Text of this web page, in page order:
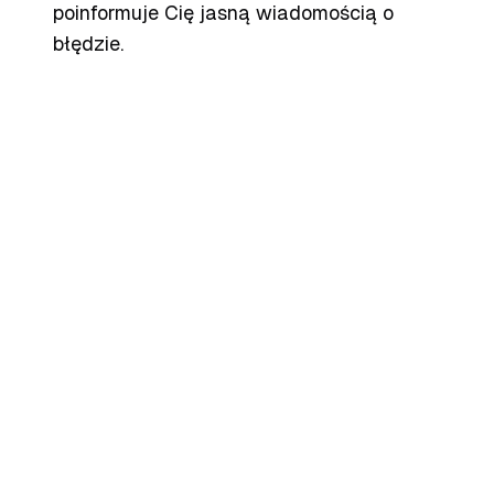
poinformuje Cię jasną wiadomością o
błędzie.